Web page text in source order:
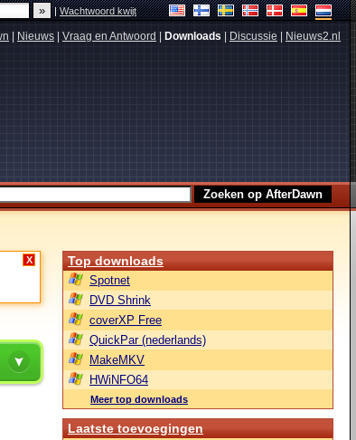
|Wachtwoord kwijt
Nieuws Vraag en Antwoord Downloads Discussie Nieuws2.nl
X Top downloads
Spotnet
DVD Shrink
coverXP Free
QuickPar (nederlands)
MakeMKV
HWiNFO64
Meer top downloads
Laatste toevoegingen